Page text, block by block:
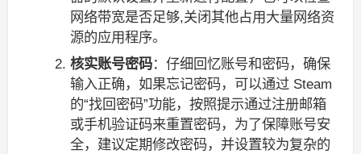
网络带宽是否足够,关闭其他占用大量网络资
源的应用程序。
核实账号密码：仔细回忆账号和密码，确保
输入正确，如果忘记密码，可以通过 Steam
的“找回密码”功能，按照提示通过注册邮箱
或手机验证码来重置密码，为了保障账号安
全，建议定期修改密码，并设置较为复杂的